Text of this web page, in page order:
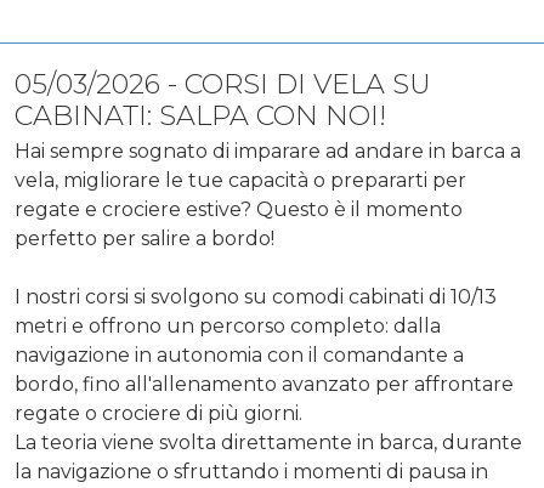
05/03/2026 - CORSI DI VELA SU
CABINATI: SALPA CON NOI!
Hai sempre sognato di imparare ad andare in barca a
vela, migliorare le tue capacità o prepararti per
regate e crociere estive? Questo è il momento
perfetto per salire a bordo!
I nostri corsi si svolgono su comodi cabinati di 10/13
metri e offrono un percorso completo: dalla
navigazione in autonomia con il comandante a
bordo, fino all'allenamento avanzato per affrontare
regate o crociere di più giorni.
La teoria viene svolta direttamente in barca, durante
la navigazione o sfruttando i momenti di pausa in